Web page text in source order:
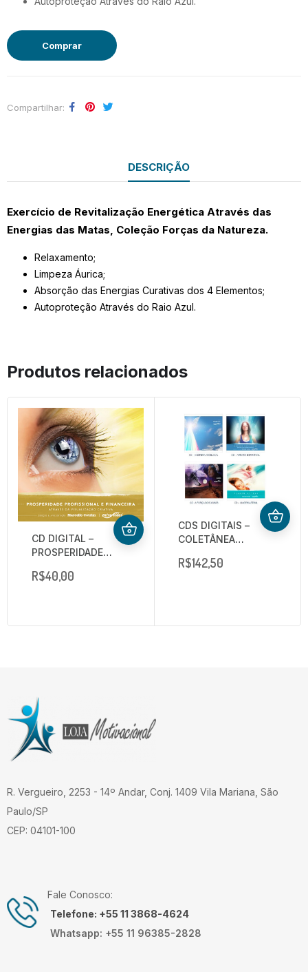
Comprar
Compartilhar
DESCRIÇÃO
Exercício de Revitalização Energética Através das
Energias das Matas, Coleção Forças da Natureza.
Relaxamento;
Limpeza Áurica;
Absorção das Energias Curativas dos 4 Elementos;
Autoproteção Através do Raio Azul.
Produtos relacionados
CD DIGITAL –
PROSPERIDADE
FINANCEIRA
R$40,00
CDS DIGITAIS –
COLETÂNEA
R$142,50
R. Vergueiro, 2253 - 14º Andar, Conj. 1409 Vila Mariana, São
Paulo/SP
CEP: 04101-100
Fale Conosco:
Telefone: +55 11 3868-4624
Whatsapp: +55 11 96385-2828